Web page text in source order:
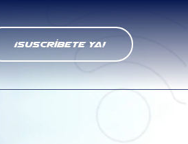
¡Suscríbete ya!